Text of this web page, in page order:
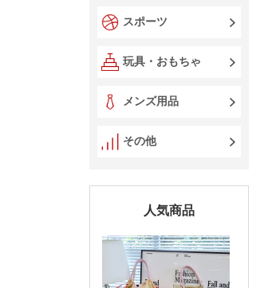
スポーツ
玩具・おもちゃ
メンズ用品
その他
人気商品